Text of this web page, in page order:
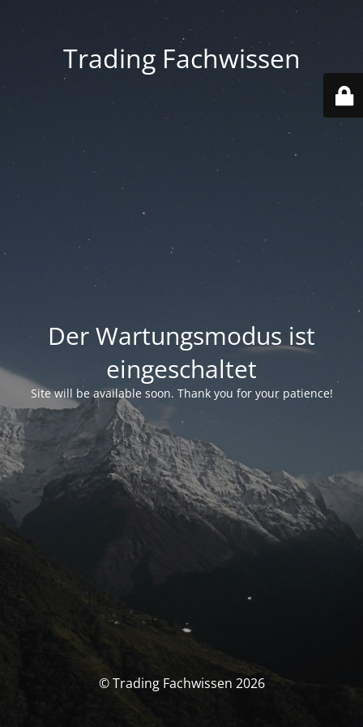
Trading Fachwissen
Der Wartungsmodus ist
eingeschaltet
Site will be available soon. Thank you for your patience!
© Trading Fachwissen 2026